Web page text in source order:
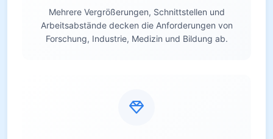
Mehrere Vergrößerungen, Schnittstellen und
Arbeitsabstände decken die Anforderungen von
Forschung, Industrie, Medizin und Bildung ab.